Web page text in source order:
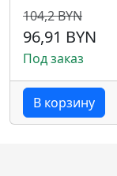
104,2 BYN
96,91 BYN
Под заказ
В корзину